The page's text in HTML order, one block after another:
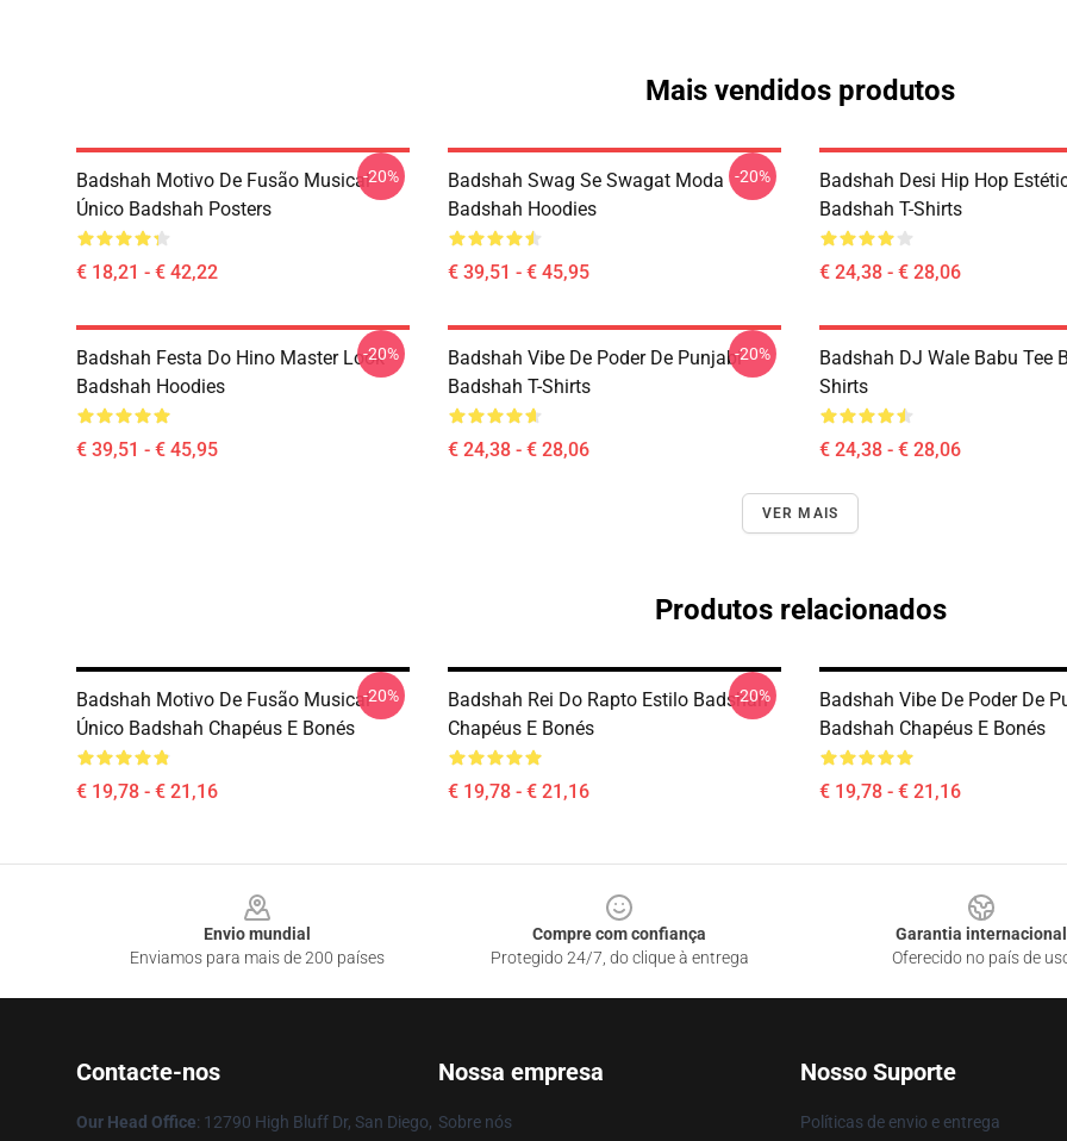
Mais vendidos produtos
Badshah Motivo De Fusão Musical
Único Badshah Posters
€ 18,21 - € 42,22
-20%
Badshah Swag Se Swagat Moda
Badshah Hoodies
€ 39,51 - € 45,95
-20%
Badshah Desi Hip Hop
Badshah T-Shirts
€ 24,38 - € 28,06
Badshah Festa Do Hino Master Look
Badshah Hoodies
€ 39,51 - € 45,95
-20%
Badshah Vibe De Poder De Punjabi
Badshah T-Shirts
€ 24,38 - € 28,06
-20%
Badshah DJ Wale Babu Tee
Shirts
€ 24,38 - € 28,06
VER MAIS
Produtos relacionados
Badshah Motivo De Fusão Musical
Único Badshah Chapéus E Bonés
€ 19,78 - € 21,16
-20%
Badshah Rei Do Rapto Estilo Badshah
Chapéus E Bonés
€ 19,78 - € 21,16
-20%
Badshah Vibe De Poder De
Badshah Chapéus E Bonés
€ 19,78 - € 21,16
Envio mundial
Enviamos para mais de 200 países
Compre com confiança
Protegido 24/7, do clique à entrega
Garantia internacional
Oferecido no país de
Contacte-nos
Our Head Office: 12790 High Bluff Dr, San Diego,
Nossa empresa
Sobre nós
Nosso Suporte
Políticas de envio e entrega